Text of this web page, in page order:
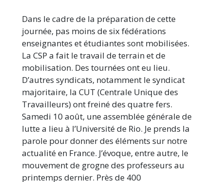
Dans le cadre de la préparation de cette
journée, pas moins de six fédérations
enseignantes et étudiantes sont mobilisées.
La CSP a fait le travail de terrain et de
mobilisation. Des tournées ont eu lieu.
D’autres syndicats, notamment le syndicat
majoritaire, la CUT (Centrale Unique des
Travailleurs) ont freiné des quatre fers.
Samedi 10 août, une assemblée générale de
lutte a lieu à l’Université de Rio. Je prends la
parole pour donner des éléments sur notre
actualité en France. J’évoque, entre autre, le
mouvement de grogne des professeurs au
printemps dernier. Près de 400